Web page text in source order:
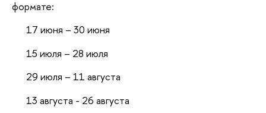
формате:
17 июня – 30 июня
15 июля – 28 июля
29 июля – 11 августа
13 августа - 26 августа